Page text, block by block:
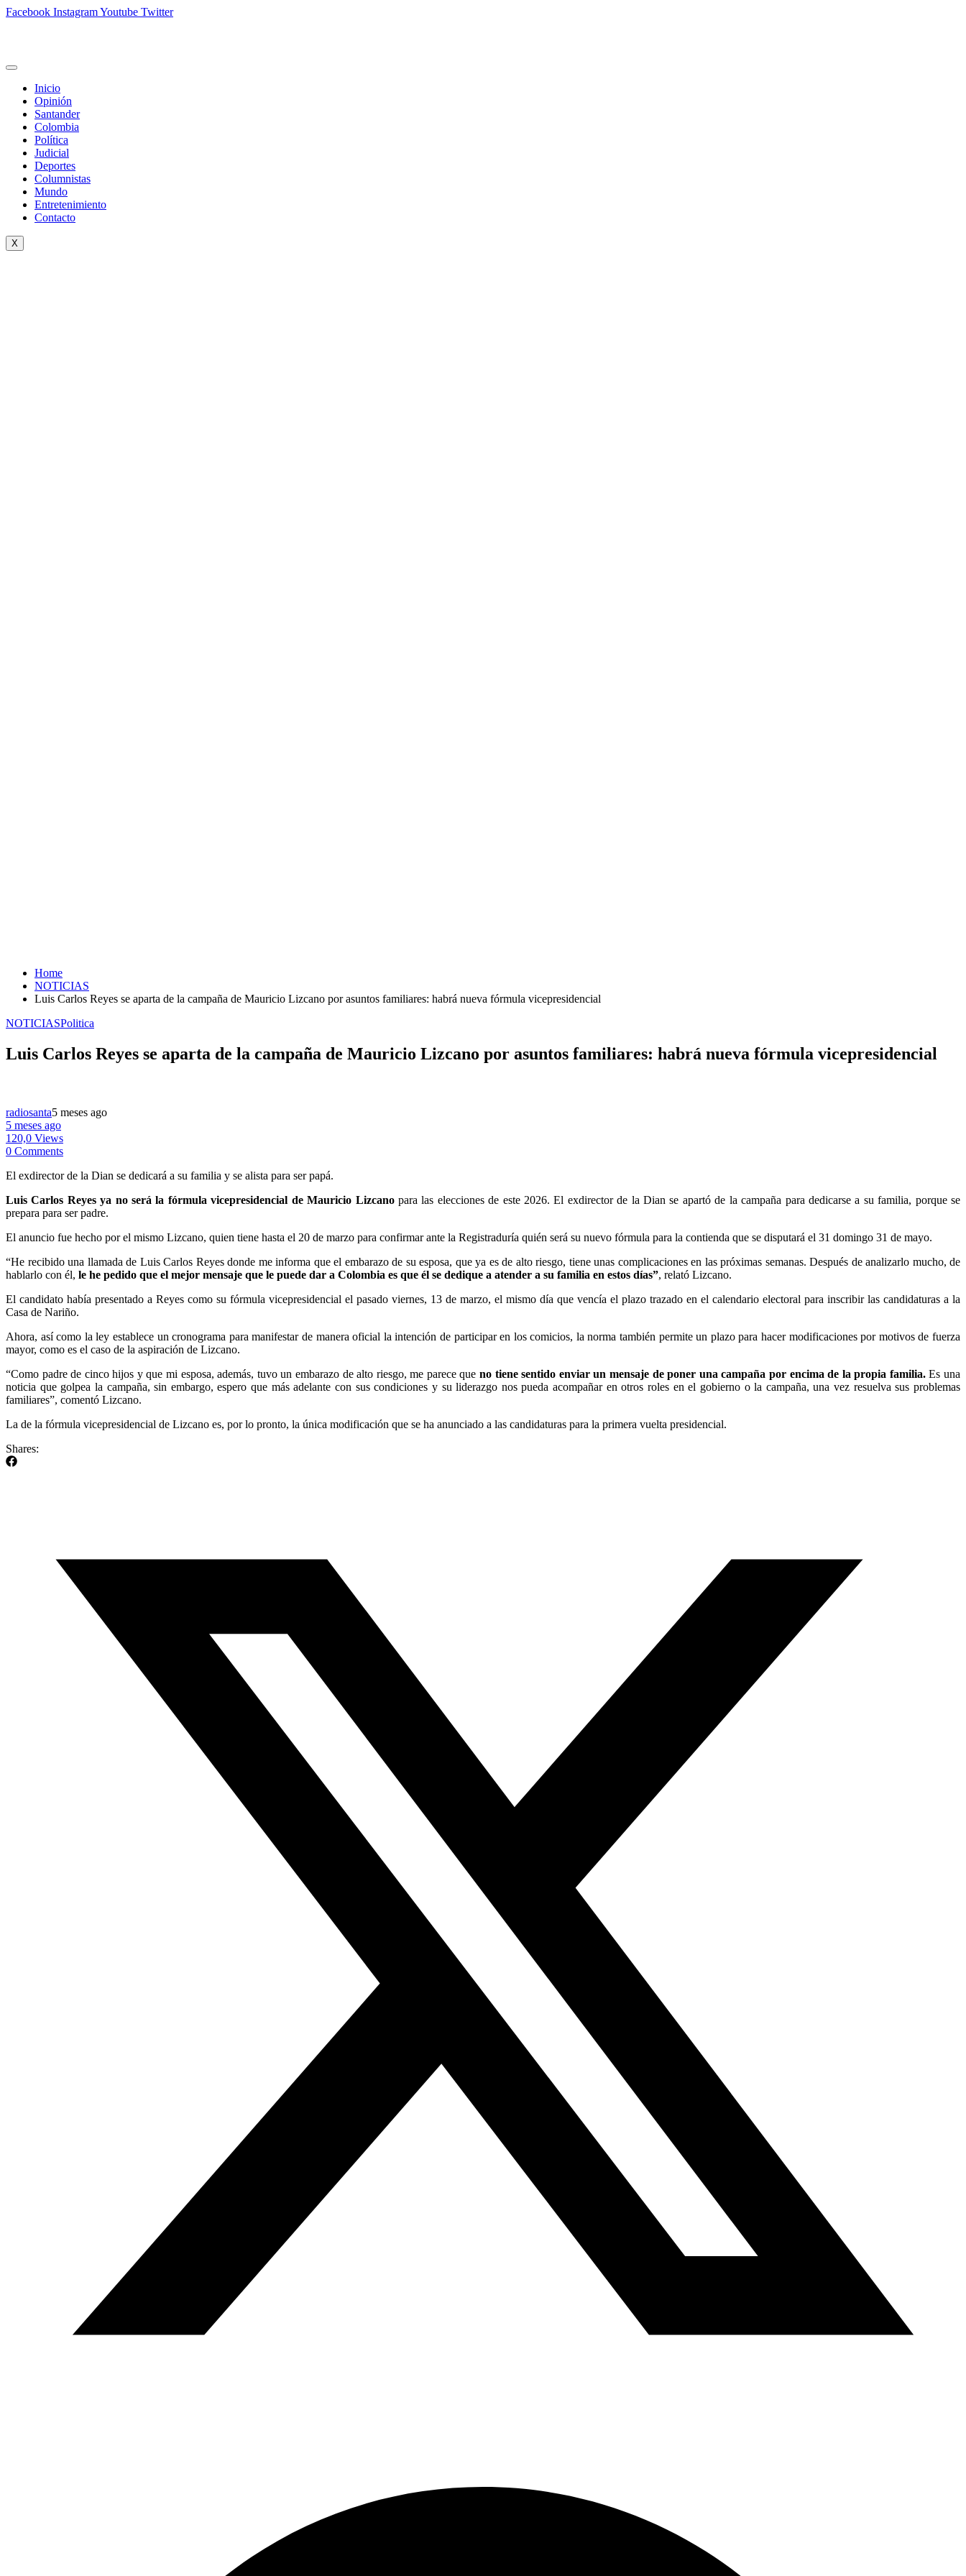
Facebook InstagramYoutube Twitter
Inicio
Opinión
Santander
Colombia
Política
Judicial
Deportes
Columnistas
Mundo
Entretenimiento
Contacto
X
Home
NOTICIAS
Luis Carlos Reyes se aparta de la campaña de Mauricio Lizcano por asuntos familiares: habrá nueva fórmula vicepresidencial
NOTICIASPolitica
Luis Carlos Reyes se aparta de la campaña de Mauricio Lizcano por asuntos familiares: habrá nueva fórmula vicepresidencial
radiosanta5 meses ago
5 meses ago
120,0 Views
0 Comments
El exdirector de la Dian se dedicará a su familia y se alista para ser papá.
Luis Carlos Reyes ya no será la fórmula vicepresidencial de Mauricio Lizcano para las elecciones de este 2026. El exdirector de la Dian se apartó de la campaña para dedicarse a su familia, porque se
prepara para ser padre.
El anuncio fue hecho por el mismo Lizcano, quien tiene hasta el 20 de marzo para confirmar ante la Registraduría quién será su nuevo fórmula para la contienda que se disputará el 31 domingo 31 de mayo.
“He recibido una llamada de Luis Carlos Reyes donde me informa que el embarazo de su esposa, que ya es de alto riesgo, tiene unas complicaciones en las próximas semanas. Después de analizarlo mucho, de
hablarlo con él, le he pedido que el mejor mensaje que le puede dar a Colombia es que él se dedique a atender a su familia en estos días”, relató Lizcano.
El candidato había presentado a Reyes como su fórmula vicepresidencial el pasado viernes, 13 de marzo, el mismo día que vencía el plazo trazado en el calendario electoral para inscribir las candidaturas a la
Casa de Nariño.
Ahora, así como la ley establece un cronograma para manifestar de manera oficial la intención de participar en los comicios, la norma también permite un plazo para hacer modificaciones por motivos de fuerza
mayor, como es el caso de la aspiración de Lizcano.
“Como padre de cinco hijos y que mi esposa, además, tuvo un embarazo de alto riesgo, me parece que no tiene sentido enviar un mensaje de poner una campaña por encima de la propia familia.Es una
noticia que golpea la campaña, sin embargo, espero que más adelante con sus condiciones y su liderazgo nos pueda acompañar en otros roles en el gobierno o la campaña, una vez resuelva sus problemas
familiares”, comentó Lizcano.
La de la fórmula vicepresidencial de Lizcano es, por lo pronto, la única modificación que se ha anunciado a las candidaturas para la primera vuelta presidencial.
Shares: